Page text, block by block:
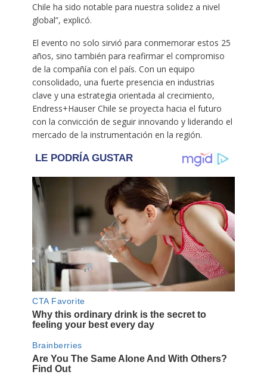
Chile ha sido notable para nuestra solidez a nivel
global”, explicó.
El evento no solo sirvió para conmemorar estos 25
años, sino también para reafirmar el compromiso
de la compañía con el país. Con un equipo
consolidado, una fuerte presencia en industrias
clave y una estrategia orientada al crecimiento,
Endress+Hauser Chile se proyecta hacia el futuro
con la convicción de seguir innovando y liderando el
mercado de la instrumentación en la región.